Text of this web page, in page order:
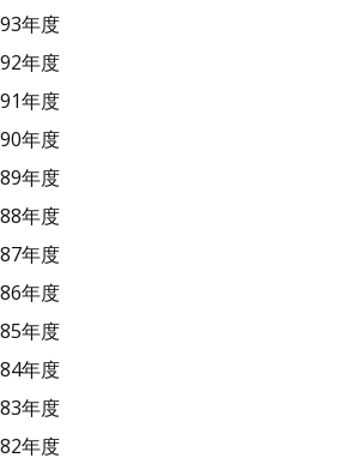
93年度
92年度
91年度
90年度
89年度
88年度
87年度
86年度
85年度
84年度
83年度
82年度